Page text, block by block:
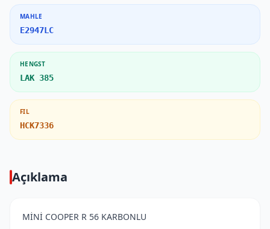
MAHLE
E2947LC
HENGST
LAK 385
FIL
HCK7336
Açıklama
MİNİ COOPER R 56 KARBONLU